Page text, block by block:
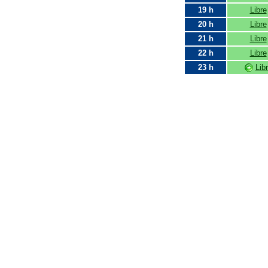
19 h
Libre
20 h
Libre
21 h
Libre
22 h
Libre
23 h